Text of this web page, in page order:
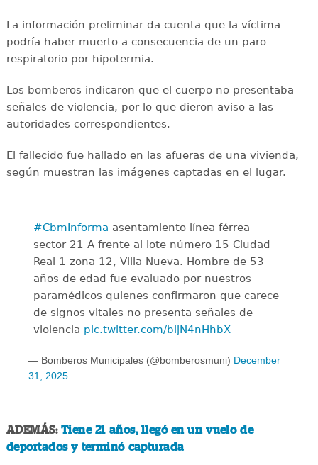
La información preliminar da cuenta que la víctima
podría haber muerto a consecuencia de un paro
respiratorio por hipotermia.
Los bomberos indicaron que el cuerpo no presentaba
señales de violencia, por lo que dieron aviso a las
autoridades correspondientes.
El fallecido fue hallado en las afueras de una vivienda,
según muestran las imágenes captadas en el lugar.
#CbmInforma asentamiento línea férrea
sector 21 A frente al lote número 15 Ciudad
Real 1 zona 12, Villa Nueva. Hombre de 53
años de edad fue evaluado por nuestros
paramédicos quienes confirmaron que carece
de signos vitales no presenta señales de
violencia pic.twitter.com/bijN4nHhbX
— Bomberos Municipales (@bomberosmuni) December
31, 2025
ADEMÁS: Tiene 21 años, llegó en un vuelo de
deportados y terminó capturada